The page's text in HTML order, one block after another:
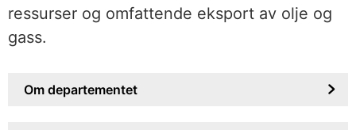
ressurser og omfattende eksport av olje og
gass.
Om departementet